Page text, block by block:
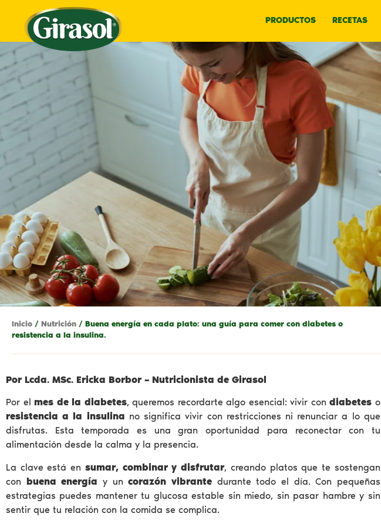
PRODUCTOS RECETAS
Inicio / Nutrición / Buena energía en cada plato: una guía para comer con diabetes o
resistencia a la insulina.
Por Lcda. MSc. Ericka Borbor – Nutricionista de Girasol
Por el mes de la diabetes, queremos recordarte algo esencial: vivir condiabetes o
resistencia a la insulina no significa vivir con restricciones ni renunciar a lo que
disfrutas. Esta temporada es una gran oportunidad para reconectar con tu
alimentación desde la calma y la presencia.
La clave está en sumar, combinar y disfrutar, creando platos que te sostengan
con buena energía y uncorazón vibrantedurante todo el día. Con pequeñas
estrategias puedes mantener tu glucosa estable sin miedo, sin pasar hambre y sin
sentir que tu relación con la comida se complica.